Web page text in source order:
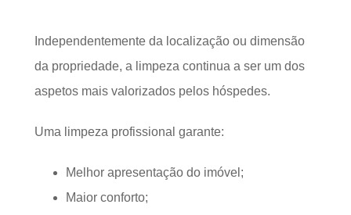
Independentemente da localização ou dimensão
da propriedade, a limpeza continua a ser um dos
aspetos mais valorizados pelos hóspedes.
Uma limpeza profissional garante:
Melhor apresentação do imóvel;
Maior conforto;